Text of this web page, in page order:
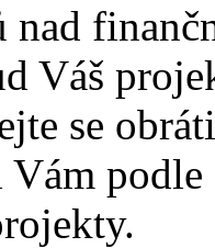
nad
Váš
se